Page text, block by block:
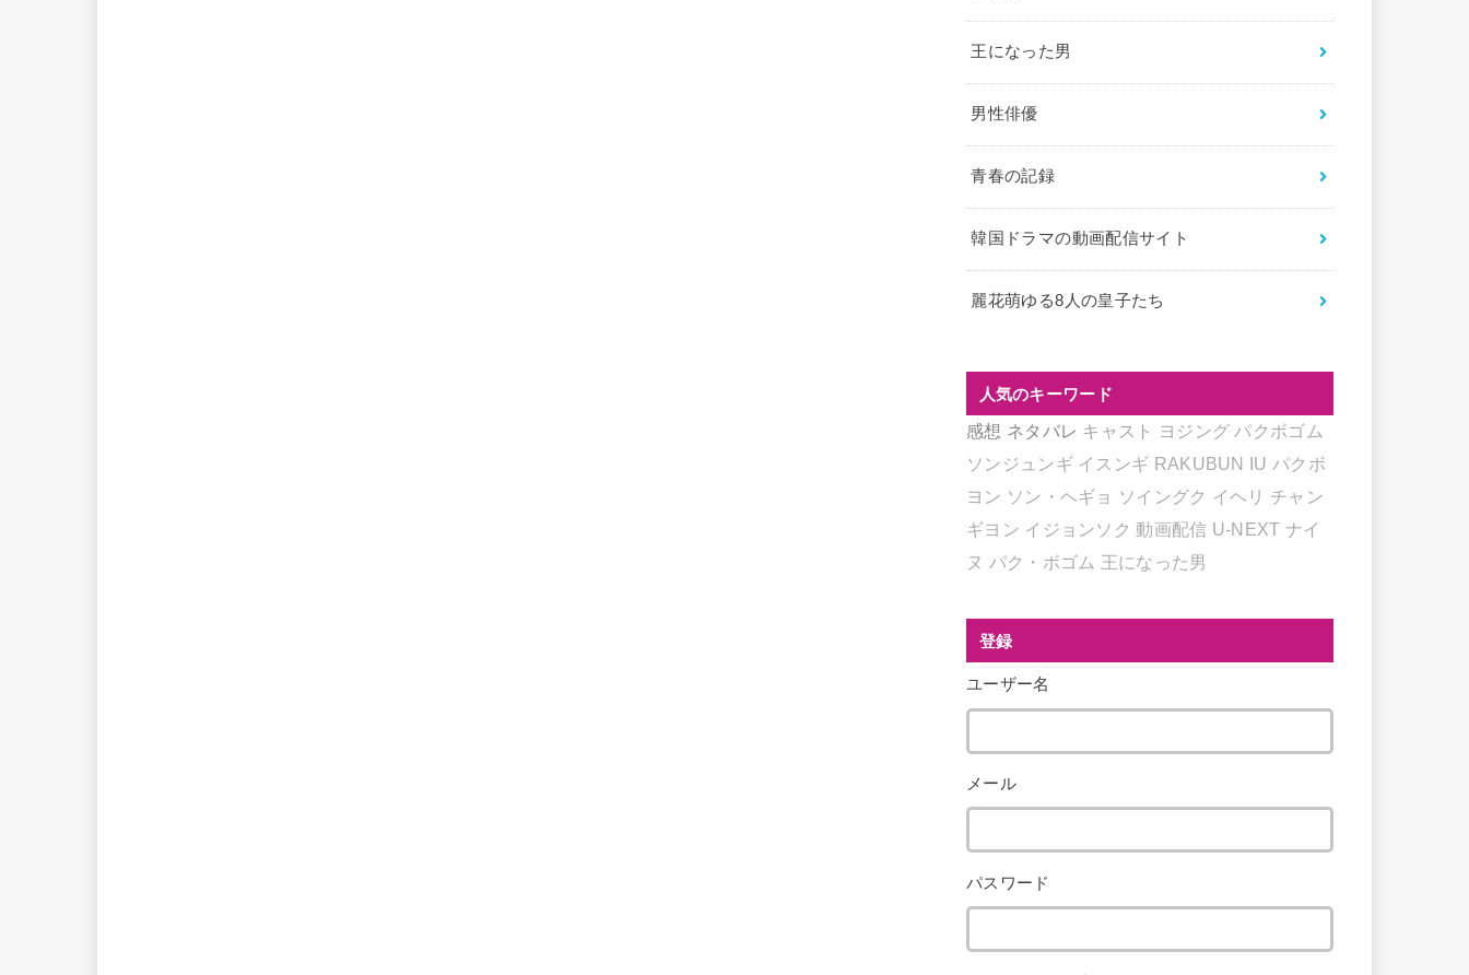
王になった男
男性俳優
青春の記録
韓国ドラマの動画配信サイト
麗花萌ゆる8人の皇子たち
人気のキーワード
感想 ネタバレ キャスト ヨジング パクボゴム
ソンジュンギ イスンギ RAKUBUN IU パクボ
ヨン ソン・ヘギョ ソイングク イヘリ チャン
ギヨン イジョンソク 動画配信 U-NEXT ナイ
ヌ パク・ボゴム 王になった男
登録
ユーザー名
メール
パスワード